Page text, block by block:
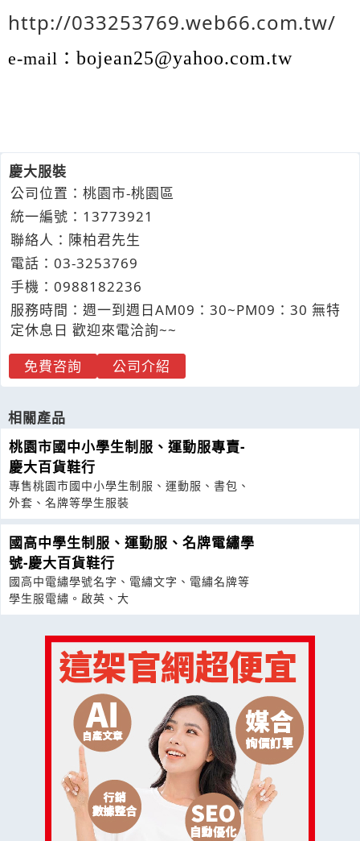
http://033253769.web66.com.tw/
e-mail： bojean25@yahoo.com.tw
慶大服裝
公司位置：桃園市-桃園區
統一編號：13773921
聯絡人：陳柏君先生
電話： 03-3253769
手機： 09881 82236
服務時間：週一到週日AM09：30~PM09：30 無特
定休息日 歡迎來電洽詢~~
免費咨詢
公司介紹
相關產品
桃園市國中小學生制服、運動服專賣-
慶大百貨鞋行
專售桃園市國中小學生制服、運動服、書包、
外套、名牌等學生服裝
國高中學生制服、運動服、名牌電繡學
號-慶大百貨鞋行
國高中電繡學號名字、電繡文字、電繡名牌等
學生服電繡。啟英、大